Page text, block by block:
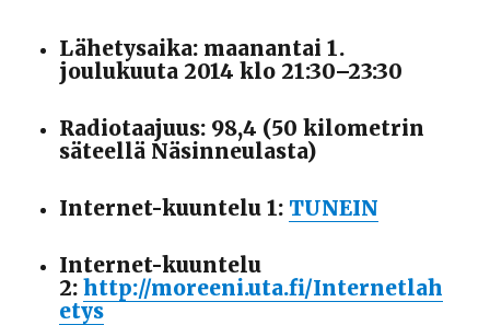
Lähetysaika: maanantai 1.
joulukuuta 2014 klo 21:30–23:30
Radiotaajuus: 98,4 (50 kilometrin
säteellä Näsinneulasta)
Internet-kuuntelu 1: TUNEIN
Internet-kuuntelu
2:http://moreeni.uta.fi/Internetlah
etys